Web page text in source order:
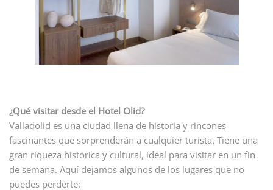
¿Qué visitar desde el Hotel Olid?
Valladolid es una ciudad llena de historia y rincones
fascinantes que sorprenderán a cualquier turista. Tiene una
gran riqueza histórica y cultural, ideal para visitar en un fin
de semana. Aquí dejamos algunos de los lugares que no
puedes perderte: